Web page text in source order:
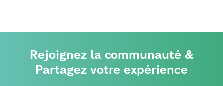
Rejoignez la communauté &
Partagez votre expérience